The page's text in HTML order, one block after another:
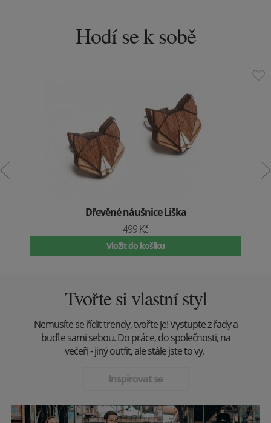
Hodí se k sobě
Dřevěné náušnice Liška
499 Kč
Vložit do košíku
Tvořte si vlastní styl
Nemusíte se řídit trendy, tvořte je! Vystupte z řady a
buďte sami sebou. Do práce, do společnosti, na
večeři - jiný outfit, ale stále jste to vy.
Inspirovat se